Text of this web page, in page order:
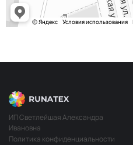
ИП Светлейшая Александра
Ивановна
Политика конфиденциальности